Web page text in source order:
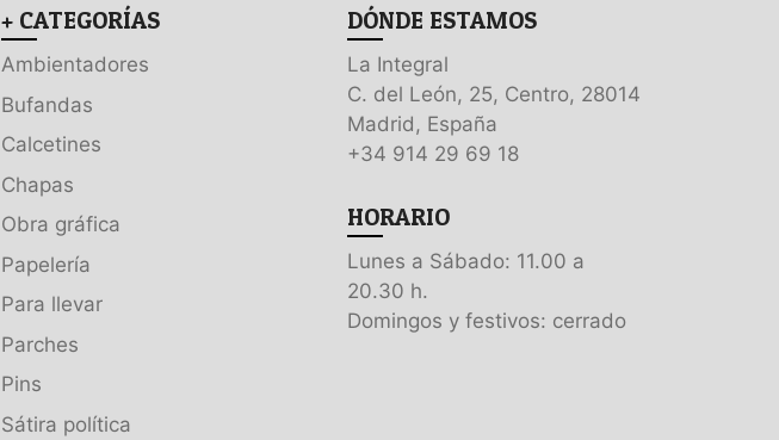
+ CATEGORÍAS
Ambientadores
Bufandas
Calcetines
Chapas
Obra gráfica
Papelería
Para llevar
Parches
Pins
Sátira política
DÓNDE ESTAMOS
La Integral
C. del León, 25, Centro, 28014
Madrid, España
+34 914 29 69 18
HORARIO
Lunes a Sábado: 11.00 a
20.30 h.
Domingos y festivos: cerrado